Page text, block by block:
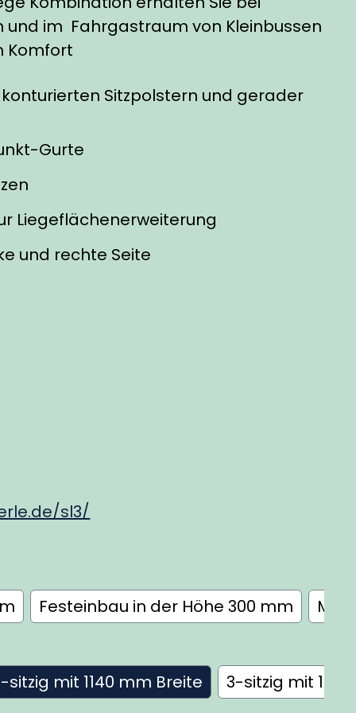
und im Fahrgastraum von Kleinbussen
Komfort
Sitzpolstern und gerader
Gurte
Liegeflächenerweiterung
und rechte Seite
sl3/
Festeinbau in der Höhe 300 mm Mit
sitzig mit 1140 mm Breite 3-sitzig mit